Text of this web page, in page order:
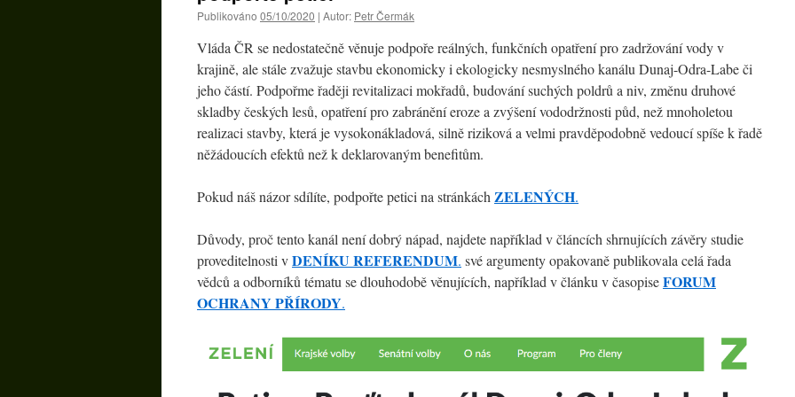
Publikováno 05/10/2020 | Autor: Petr Čermák
Vláda ČR se nedostatečně věnuje podpoře reálných, funkčních opatření pro zadržování vody v
krajině, ale stále zvažuje stavbu ekonomicky i ekologicky nesmyslného kanálu Dunaj-Odra-Labe či
jeho částí. Podpořme řaději revitalizaci mokřadů, budování suchých poldrů a niv, změnu druhové
skladby českých lesů, opatření pro zabránění eroze a zvýšení vododržnosti půd, než mnoholetou
realizaci stavby, která je vysokonákladová, silně riziková a velmi pravděpodobně vedoucí spíše k řadě
něžádoucích efektů než k deklarovaným benefitům.
Pokud náš názor sdílíte, podpořte petici na stránkách ZELENÝCH.
Důvody, proč tento kanál není dobrý nápad, najdete například v článcích shrnujících závěry studie
proveditelnosti vDENÍKU REFERENDUM. své argumenty opakovaně publikovala celá řada
vědců a odborníků tématu se dlouhodobě věnujících, například v článku v časopiseFORUM
OCHRANY PŘÍRODY.